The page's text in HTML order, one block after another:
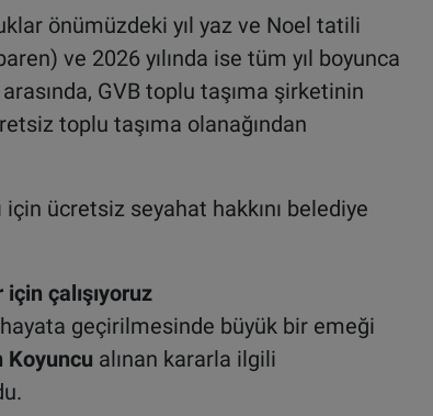
önümüzdeki yıl yaz ve Noel tatili
ve 2026 yılında ise tüm yıl boyunca
GVB toplu taşıma şirketinin
toplu taşıma olanağından
ücretsiz seyahat hakkını belediye
çalışıyoruz
geçirilmesinde büyük bir emeği
Koyuncu alınan kararla ilgili